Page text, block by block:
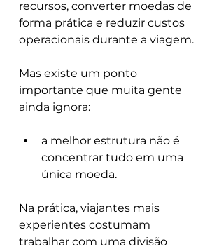
recursos, converter moedas de
forma prática e reduzir custos
operacionais durante a viagem.
Mas existe um ponto
importante que muita gente
ainda ignora:
a melhor estrutura não é
concentrar tudo em uma
única moeda.
Na prática, viajantes mais
experientes costumam
trabalhar com uma divisão